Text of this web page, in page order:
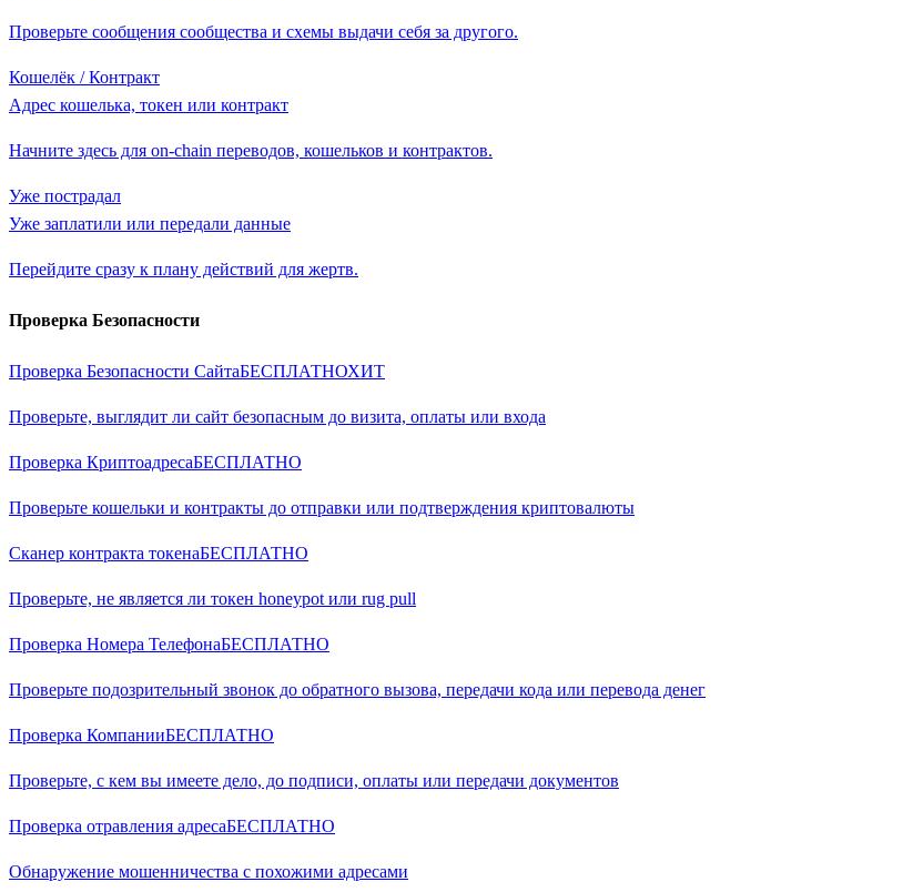
Проверьте сообщения сообщества и схемы выдачи себя за другого.
Кошелёк / Контракт
Адрес кошелька, токен или контракт
Начните здесь для on-chain переводов, кошельков и контрактов.
Уже пострадал
Уже заплатили или передали данные
Перейдите сразу к плану действий для жертв.
Проверка Безопасности
Проверка Безопасности СайтаБЕСПЛАТНОХИТ
Проверьте, выглядит ли сайт безопасным до визита, оплаты или входа
Проверка КриптоадресаБЕСПЛАТНО
Проверьте кошельки и контракты до отправки или подтверждения криптовалюты
Сканер контракта токенаБЕСПЛАТНО
Проверьте, не является ли токен honeypot или rug pull
Проверка Номера ТелефонаБЕСПЛАТНО
Проверьте подозрительный звонок до обратного вызова, передачи кода или перевода денег
Проверка КомпанииБЕСПЛАТНО
Проверьте, с кем вы имеете дело, до подписи, оплаты или передачи документов
Проверка отравления адресаБЕСПЛАТНО
Обнаружение мошенничества с похожими адресами